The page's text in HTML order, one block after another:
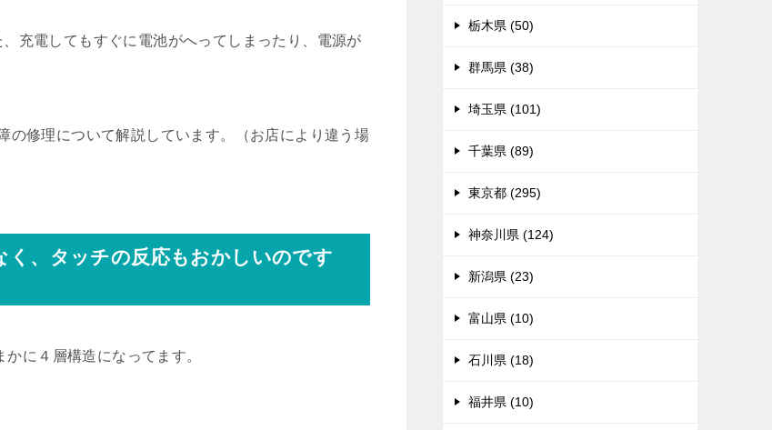
充電してもすぐに電池がへってしまったり、電源が
修理について解説しています。（お店により違う場
く、タッチの反応もおかしいのです
に４層構造になってます。
栃木県 (50)
群馬県 (38)
埼玉県 (101)
千葉県 (89)
東京都 (295)
神奈川県 (124)
新潟県 (23)
富山県 (10)
石川県 (18)
福井県 (10)